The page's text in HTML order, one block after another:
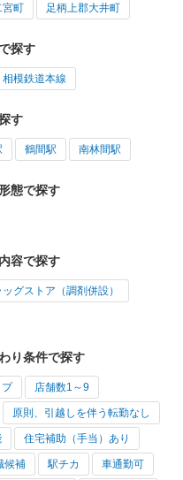
宮町 足柄上郡大井町
探す
相模鉄道本線
す
鶴間駅 南林間駅
態で探す
容で探す
ッグストア（調剤併設）
り条件で探す
プ 店舗数1～9
原則、引越しを伴う転勤なし
住宅補助（手当）あり
候補 駅チカ 車通勤可